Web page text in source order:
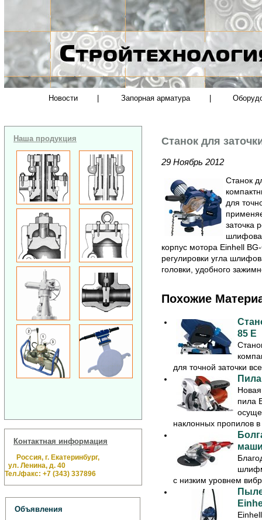
Новости Запорная арматура
Наша продукция
Контактная информация
Россия, г. Екатеринбург,
ул. Ленина, д. 40
Тел./факс: +7 (343) 337896
Объявления
Cтанок для
29 Ноябрь 2012
Cтанок
для
заточка
корпус мотора Einhell
регулировки угла
головки, удобного
Похожие
85 E
для точной заточки
пила
наклонных пропилов в
с низким уровнем